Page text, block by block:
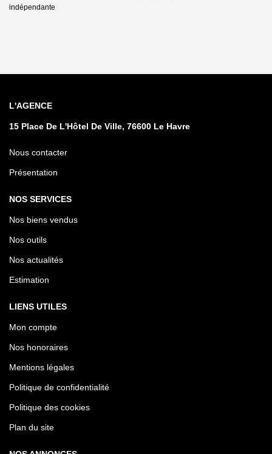
indépendante
L'AGENCE
15 Place De L'Hôtel De Ville, 76600 Le Havre
Nous contacter
Présentation
NOS SERVICES
Nos biens vendus
Nos outils
Nos actualités
Estimation
LIENS UTILES
Mon compte
Nos honoraires
Mentions légales
Politique de confidentialité
Politique des cookies
Plan du site